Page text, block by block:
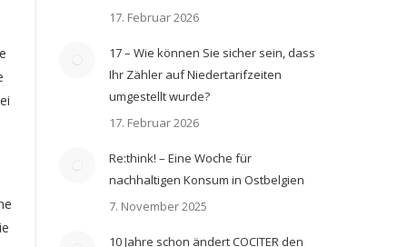
17. Februar 2026
17 – Wie können Sie sicher sein, dass
Ihr Zähler auf Niedertarifzeiten
umgestellt wurde?
17. Februar 2026
Re:think! – Eine Woche für
nachhaltigen Konsum in Ostbelgien
7. November 2025
10 Jahre schon ändert COCITER den